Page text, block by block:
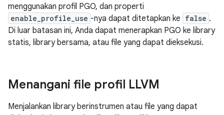
menggunakan profil PGO, dan properti
enable_profile_use -nya dapat ditetapkan ke false .
Di luar batasan ini, Anda dapat menerapkan PGO ke library
statis, library bersama, atau file yang dapat dieksekusi.
Menangani file profil LLVM
Menjalankan library berinstrumen atau file yang dapat